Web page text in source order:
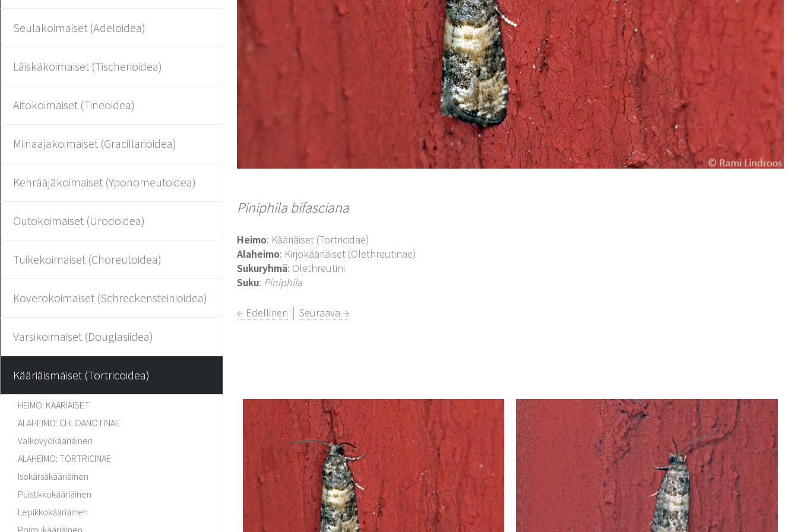
Seulakoimaiset (Adeloidea)
Läiskäkoimaiset (Tischerioidea)
Aitokoimaiset (Tineoidea)
Miinaajakoimaiset (Gracillarioidea)
Kehrääjäkoimaiset (Yponomeutoidea)
Outokoimaiset (Urodoidea)
Tuikekoimaiset (Choreutoidea)
Koverokoimaiset (Schreckensteinioidea)
Varsikoimaiset (Douglasiidea)
Kääriäismäiset (Tortricoidea)
HEIMO: KÄÄRIÄISET
ALAHEIMO: CHLIDANOTINAE
Valkovyökääriäinen
ALAHEIMO: TORTRICINAE
Isokärsäkääriäinen
Puistikkokääriäinen
Lepikkokääriäinen
Poimukääriäinen
Piniphila bifasciana
Heimo: Kääriäiset (Tortricidae)
Alaheimo: Kirjokääriäiset (Olethreutinae)
Sukuryhmä: Olethreutini
Suku: Piniphila
← Edellinen │Seuraava →